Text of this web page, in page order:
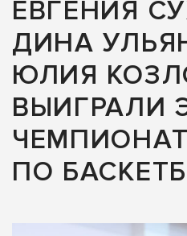
ЕВГЕНИЯ
ДИНА
ЮЛИЯ
ВЫИГРАЛИ
ПО